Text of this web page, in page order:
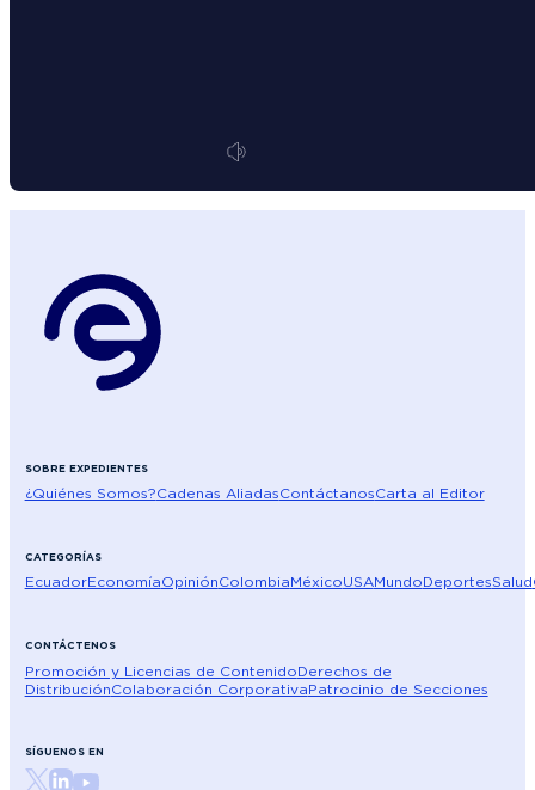
SOBRE EXPEDIENTES
¿Quiénes Somos?Cadenas AliadasContáctanosCarta al Editor
CATEGORÍAS
EcuadorEconomíaOpiniónColombiaMéxicoUSAMundoDeportesSalud
CONTÁCTENOS
Promoción y Licencias de ContenidoDerechos de
DistribuciónColaboración CorporativaPatrocinio de Secciones
SÍGUENOS EN